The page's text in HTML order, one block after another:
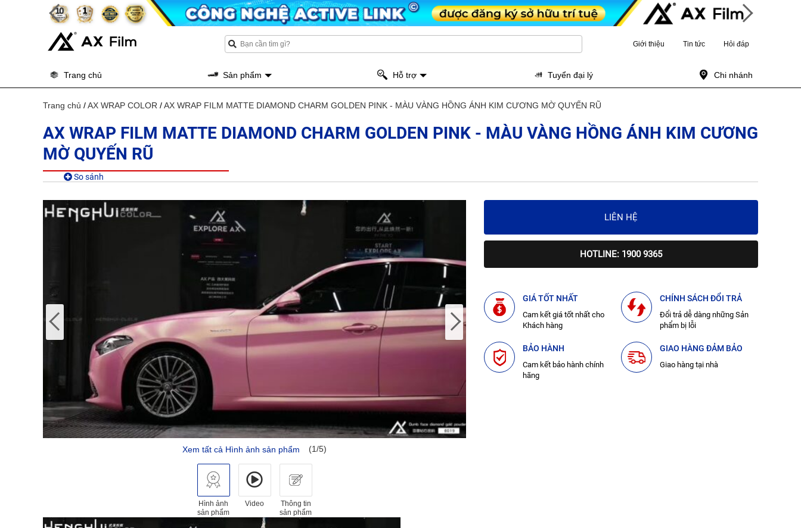
Giới thiệu Tin tức Hỏi đáp
Trang chủ Sản phẩm Hỗ trợ Tuyển đại lý Chi nhánh
Trang chủ /AX WRAP COLOR /AX WRAP FILM MATTE DIAMOND CHARM GOLDEN PINK - MÀU VÀNG HỒNG ÁNH KIM CƯƠNG MỜ QUYẾN RŨ
AX WRAP FILM MATTE DIAMOND CHARM GOLDEN PINK - MÀU VÀNG HỒNG ÁNH KIM CƯƠNG
MỜ QUYẾN RŨ
So sánh
Xem tất cả Hình ảnh sản phẩm (1/5)
Hình ảnh
sản phẩm
Video
Thông tin
sản phẩm
LIÊN HỆ
HOTLINE: 1900 9365
GIÁ TỐT NHẤT
Cam kết giá tốt nhất cho
Khách hàng
CHÍNH SÁCH ĐỔI TRẢ
Đổi trả dễ dàng những Sản
phẩm bị lỗi
BẢO HÀNH
Cam kết bảo hành chính
hãng
GIAO HÀNG ĐẢM BẢO
Giao hàng tại nhà